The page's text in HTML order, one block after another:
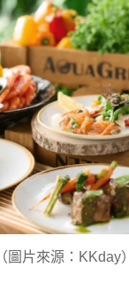
（圖片來源：KKday）